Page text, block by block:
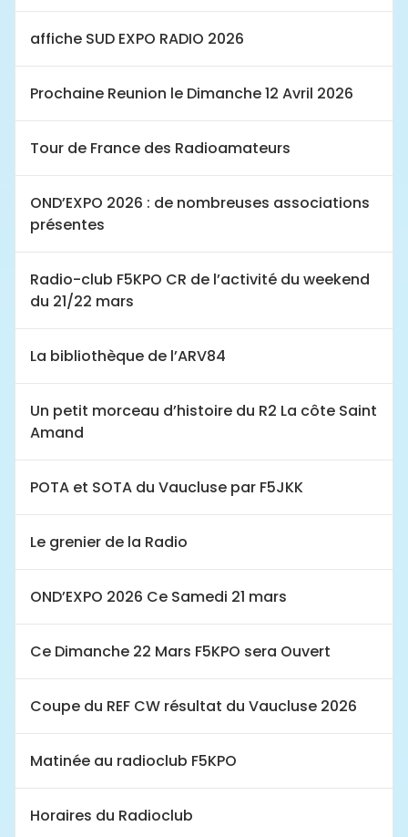
affiche SUD EXPO RADIO 2026
Prochaine Reunion le Dimanche 12 Avril 2026
Tour de France des Radioamateurs
OND’EXPO 2026 : de nombreuses associations
présentes
Radio-club F5KPO CR de l’activité du weekend
du 21/22 mars
La bibliothèque de l’ARV84
Un petit morceau d’histoire du R2 La côte Saint
Amand
POTA et SOTA du Vaucluse par F5JKK
Le grenier de la Radio
OND’EXPO 2026 Ce Samedi 21 mars
Ce Dimanche 22 Mars F5KPO sera Ouvert
Coupe du REF CW résultat du Vaucluse 2026
Matinée au radioclub F5KPO
Horaires du Radioclub